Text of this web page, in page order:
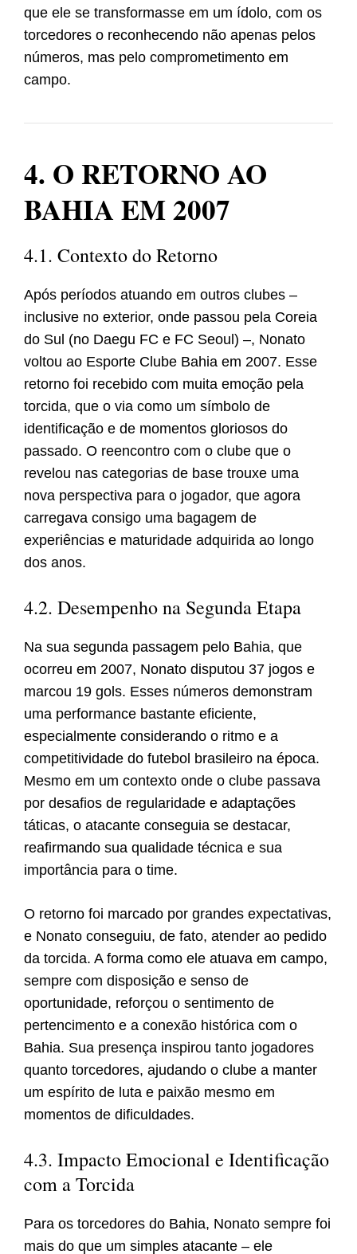
que ele se transformasse em um ídolo, com os
torcedores o reconhecendo não apenas pelos
números, mas pelo comprometimento em
campo.
4. O RETORNO AO
BAHIA EM 2007
4.1. Contexto do Retorno
Após períodos atuando em outros clubes –
inclusive no exterior, onde passou pela Coreia
do Sul (no Daegu FC e FC Seoul) –, Nonato
voltou ao Esporte Clube Bahia em 2007. Esse
retorno foi recebido com muita emoção pela
torcida, que o via como um símbolo de
identificação e de momentos gloriosos do
passado. O reencontro com o clube que o
revelou nas categorias de base trouxe uma
nova perspectiva para o jogador, que agora
carregava consigo uma bagagem de
experiências e maturidade adquirida ao longo
dos anos.
4.2. Desempenho na Segunda Etapa
Na sua segunda passagem pelo Bahia, que
ocorreu em 2007, Nonato disputou 37 jogos e
marcou 19 gols. Esses números demonstram
uma performance bastante eficiente,
especialmente considerando o ritmo e a
competitividade do futebol brasileiro na época.
Mesmo em um contexto onde o clube passava
por desafios de regularidade e adaptações
táticas, o atacante conseguia se destacar,
reafirmando sua qualidade técnica e sua
importância para o time.
O retorno foi marcado por grandes expectativas,
e Nonato conseguiu, de fato, atender ao pedido
da torcida. A forma como ele atuava em campo,
sempre com disposição e senso de
oportunidade, reforçou o sentimento de
pertencimento e a conexão histórica com o
Bahia. Sua presença inspirou tanto jogadores
quanto torcedores, ajudando o clube a manter
um espírito de luta e paixão mesmo em
momentos de dificuldades.
4.3. Impacto Emocional e Identificação
com a Torcida
Para os torcedores do Bahia, Nonato sempre foi
mais do que um simples atacante – ele